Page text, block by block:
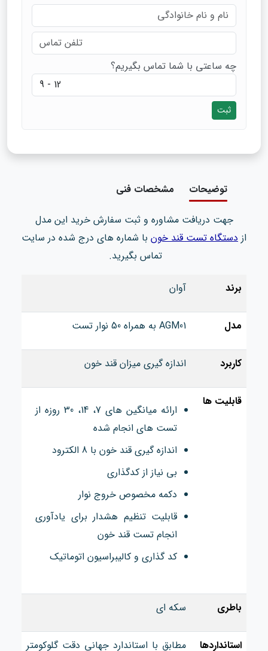
چه ساعتی با شما تماس بگیریم؟
ثبت
توضیحات مشخصات فنی
جهت دریافت مشاوره و ثبت سفارش خرید این مدل
از دستگاه تست قند خون با شماره های درج شده در سایت
تماس بگیرید.
برند آوان
مدل AGM01 به همراه 50 نوار تست
کاربرد اندازه گیری میزان قند خون
قابلیت ها
ارائه میانگین های 7، 14، 30 روزه از
تست های انجام شده
اندازه گیری قند خون با 8 الکترود
بی نیاز از کدگذاری
دکمه مخصوص خروج نوار
قابلیت تنظیم هشدار برای یادآوری
انجام تست قند خون
کد گذاری و کالیبراسیون اتوماتیک
باطری سکه ای
استانداردها مطابق با استاندارد جهانی دقت گلوکومتر